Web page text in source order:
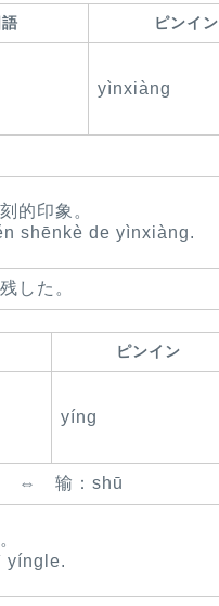
ピンイン
yìnxiàng
的印象。
shēnkè de yìnxiàng.
した。
ピンイン
yíng
⇔ 输：shū
yíngle.